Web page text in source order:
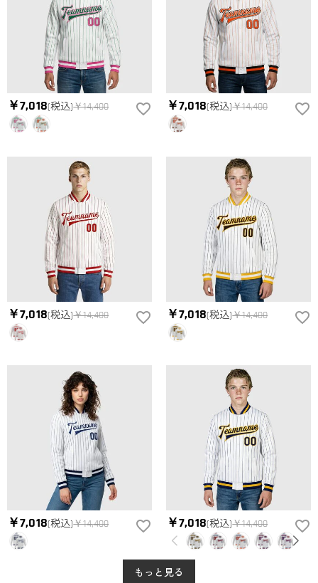
￥7,018(税込)￥14,400 ￥7,018(税込)￥14,400
￥7,018(税込)￥14,400 ￥7,018(税込)￥14,400
￥7,018(税込)￥14,400 ￥7,018(税込)￥14,400
もっと見る